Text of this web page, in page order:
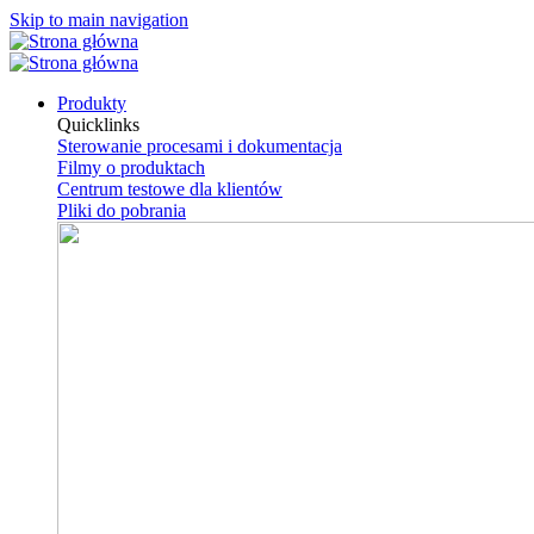
Skip to main navigation
Produkty
Quicklinks
Sterowanie procesami i dokumentacja
Filmy o produktach
Centrum testowe dla klientów
Pliki do pobrania